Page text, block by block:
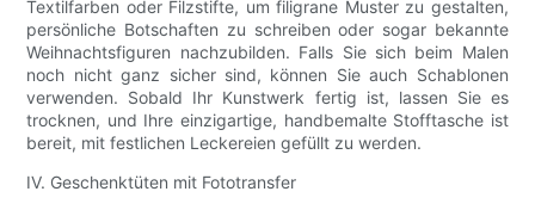
Textilfarben oder Filzstifte, um filigrane Muster zu gestalten,
persönliche Botschaften zu schreiben oder sogar bekannte
Weihnachtsfiguren nachzubilden. Falls Sie sich beim Malen
noch nicht ganz sicher sind, können Sie auch Schablonen
verwenden. Sobald Ihr Kunstwerk fertig ist, lassen Sie es
trocknen, und Ihre einzigartige, handbemalte Stofftasche ist
bereit, mit festlichen Leckereien gefüllt zu werden.
IV. Geschenktüten mit Fototransfer